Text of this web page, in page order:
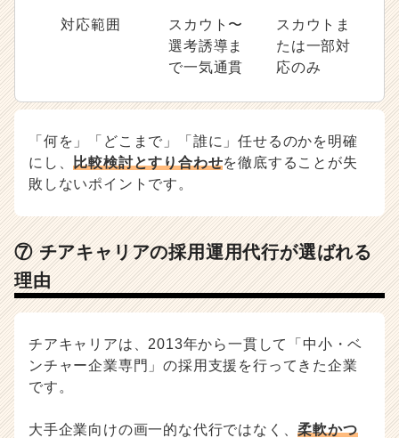
対応範囲
スカウト〜
選考誘導ま
で一気通貫
スカウトま
たは一部対
応のみ
「何を」「どこまで」「誰に」任せるのかを明確
にし、比較検討とすり合わせを徹底することが失
敗しないポイントです。
⑦ チアキャリアの採用運用代行が選ばれる
理由
チアキャリアは、2013年から一貫して「中小・ベ
ンチャー企業専門」の採用支援を行ってきた企業
です。
大手企業向けの画一的な代行ではなく、柔軟かつ